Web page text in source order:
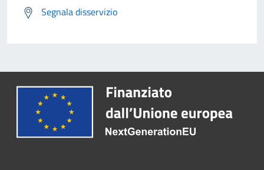
Segnala disservizio